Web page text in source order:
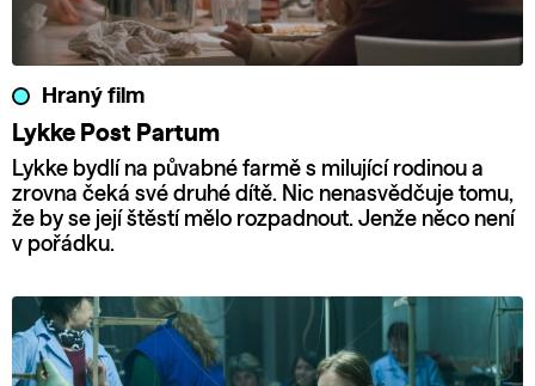
Hraný film
Lykke Post Partum
Lykke bydlí na půvabné farmě s milující rodinou a
zrovna čeká své druhé dítě. Nic nenasvědčuje tomu,
že by se její štěstí mělo rozpadnout. Jenže něco není
v pořádku.